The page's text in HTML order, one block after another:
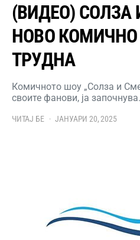
(ВИДЕО) СОЛЗА
НОВО КОМИЧНО
ТРУДНА
Комичното шоу „Солза и
своите фанови, ја
ЧИТАЈ БЕ ЈАНУАРИ 20, 2025